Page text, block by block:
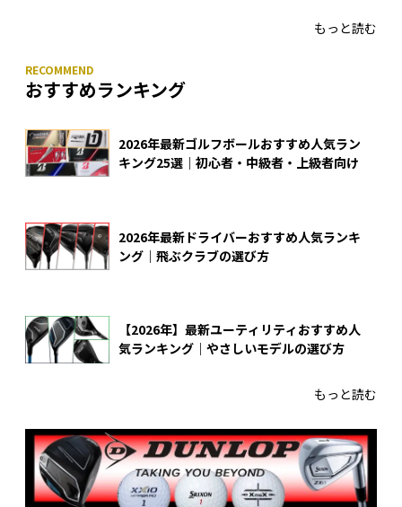
もっと読む
おすすめランキング
2026年最新ゴルフボールおすすめ人気ラン
キング25選｜初心者・中級者・上級者向け
2026年最新ドライバーおすすめ人気ランキ
ング｜飛ぶクラブの選び方
【2026年】最新ユーティリティおすすめ人
気ランキング｜やさしいモデルの選び方
もっと読む